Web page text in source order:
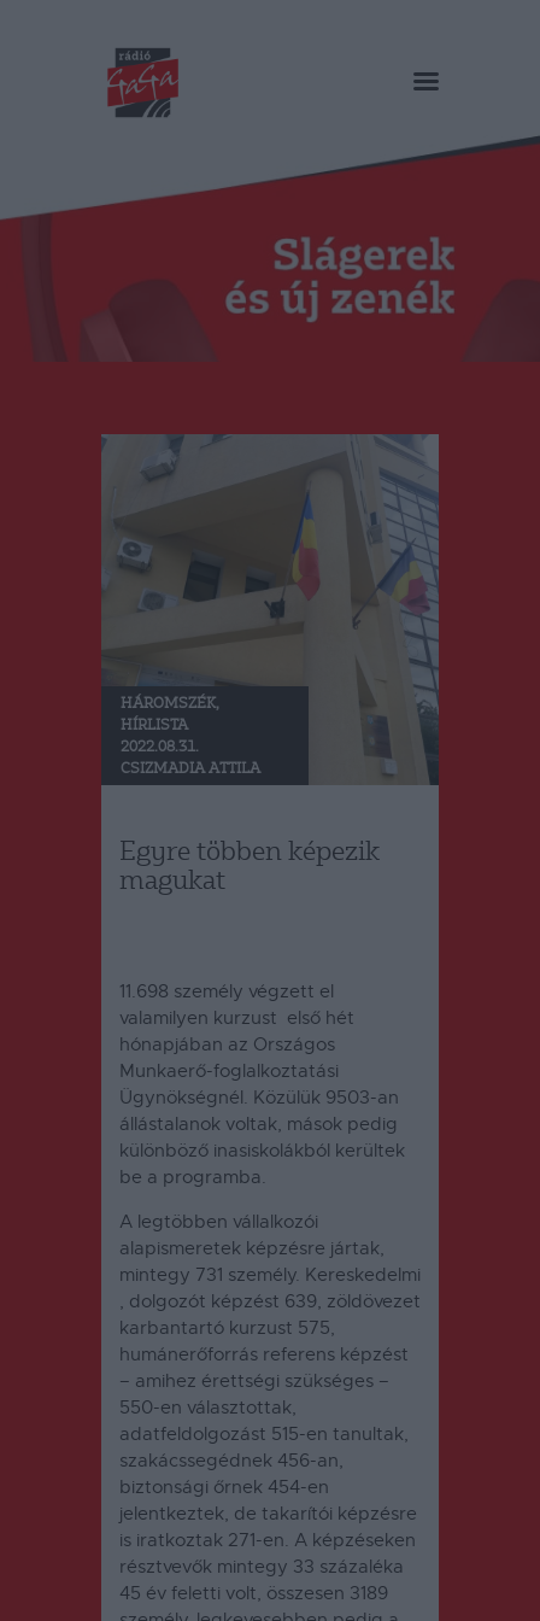
RÁDIÓ GAGA
Műsorok
Duma Duba
Podcast és videók
Stáb
Kapcsolat
HÁROMSZÉK,
HÍRLISTA
2022.08.31.
CSIZMADIA ATTILA
Egyre többen képezik
magukat
11.698 személy végzett el
valamilyen kurzust első hét
hónapjában az Országos
Munkaerő-foglalkoztatási
Ügynökségnél. Közülük 9503-an
állástalanok voltak, mások pedig
különböző inasiskolákból kerültek
be a programba.
A legtöbben vállalkozói
alapismeretek képzésre jártak,
mintegy 731 személy. Kereskedelmi
, dolgozót képzést 639, zöldövezet
karbantartó kurzust 575,
humánerőforrás referens képzést
– amihez érettségi szükséges –
550-en választottak,
adatfeldolgozást 515-en tanultak,
szakácssegédnek 456-an,
biztonsági őrnek 454-en
jelentkeztek, de takarítói képzésre
is iratkoztak 271-en. A képzéseken
résztvevők mintegy 33 százaléka
45 év feletti volt, összesen 3189